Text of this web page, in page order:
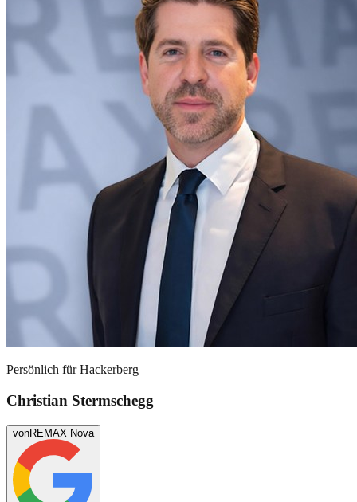
Persönlich fürHackerberg
Christian Stermschegg
vonREMAX Nova